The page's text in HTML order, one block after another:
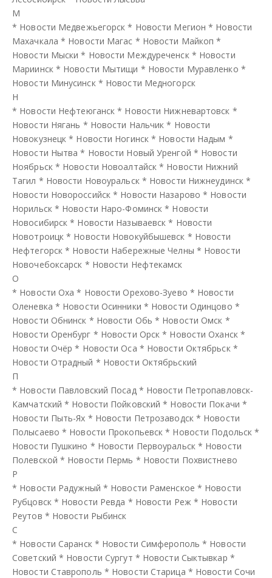
М
* Новости Медвежьегорск * Новости Мегион * Новости
Махачкала * Новости Магас * Новости Майкоп *
Новости Мыски * Новости Междуреченск* Новости
Мариинск* Новости Мытищи * Новости Муравленко *
Новости Минусинск* Новости Медногорск
Н
* Новости Нефтеюганск * Новости Нижневартовск *
Новости Нягань * Новости Нальчик * Новости
Новокузнецк * Новости Ногинск* Новости Надым *
Новости Нытва * Новости Новый Уренгой * Новости
Ноябрьск* Новости Новоалтайск * Новости Нижний
Тагил * Новости Новоуральск* Новости Нижнеудинск*
Новости Новороссийск * Новости Назарово * Новости
Норильск* Новости Наро-Фоминск * Новости
Новосибирск * Новости Называевск * Новости
Новотроицк * Новости Новокуйбышевск * Новости
Нефтегорск * Новости Набережные Челны * Новости
Новочебоксарск * Новости Нефтекамск
О
* Новости Оха * Новости Орехово-Зуево * Новости
Оленевка * Новости Осинники * Новости Одинцово *
Новости Обнинск * Новости Обь * Новости Омск *
Новости Оренбург * Новости Орск * Новости Оханск*
Новости Очёр * Новости Оса * Новости Октябрьск*
Новости Отрадный * Новости Октябрьский
П
* Новости Павловский Посад* Новости Петропавловск-
Камчатский * Новости Пойковский * Новости Покачи *
Новости Пыть-Ях * Новости Петрозаводск* Новости
Полысаево * Новости Прокопьевск * Новости Подольск *
Новости Пушкино * Новости Первоуральск* Новости
Полевской * Новости Пермь * Новости Похвистнево
Р
* Новости Радужный * Новости Раменское * Новости
Рубцовск* Новости Ревда * Новости Реж* Новости
Реутов * Новости Рыбинск
С
* Новости Саранск* Новости Симферополь * Новости
Советский * Новости Сургут * Новости Сыктывкар *
Новости Ставрополь * Новости Старица * Новости Сочи